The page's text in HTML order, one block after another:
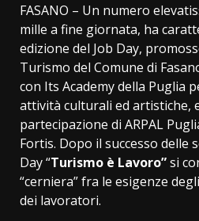
FASANO – Un numero
mille a fine giornata, ha
edizione del Job Day,
Turismo del Comune di
con Its Academy della Puglia
attività culturali ed artistiche,
partecipazione di ARPAL
Fortis. Dopo il successo delle
Day “Turismo è Lavoro”si
“cerniera” fra le esigenze
dei lavoratori.